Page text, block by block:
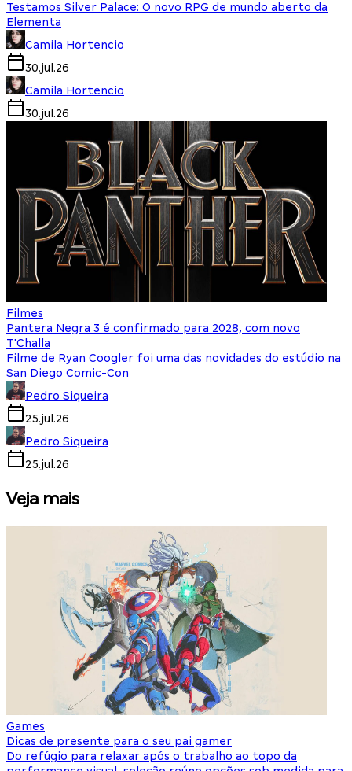
Testamos Silver Palace: O novo RPG de mundo aberto da
Elementa
Camila Hortencio
30.jul.26
Camila Hortencio
30.jul.26
Filmes
Pantera Negra 3 é confirmado para 2028, com novo
T'Challa
Filme de Ryan Coogler foi uma das novidades do estúdio na
San Diego Comic-Con
Pedro Siqueira
25.jul.26
Pedro Siqueira
25.jul.26
Veja mais
Games
Dicas de presente para o seu pai gamer
Do refúgio para relaxar após o trabalho ao topo da